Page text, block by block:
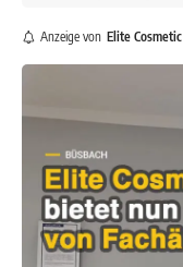
Anzeige von Elite Cosmetic